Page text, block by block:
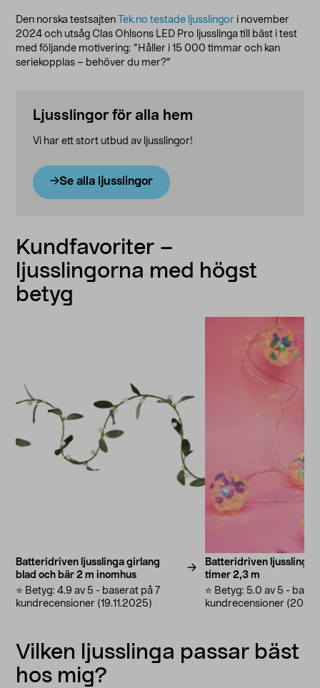
Den norska testsajten Tek.no testade ljusslingor i november
2024 och utsåg Clas Ohlsons LED Pro ljusslinga till bäst i test
med följande motivering: ”Håller i 15 000 timmar och kan
seriekopplas – behöver du mer?”
Ljusslingor för alla hem
Vi har ett stort utbud av ljusslingor!
Se alla ljusslingor
Kundfavoriter –
ljusslingorna med högst
betyg
Batteridriven ljusslinga girlang
blad och bär 2 m inomhus
⭐️ Betyg: 4.9 av 5 - baserat på 7
kundrecensioner (19.11.2025)
Batteridriven ljusslinga
timer 2,3 m
⭐️ Betyg: 5.0 av 5 -
kundrecensioner
Vilken ljusslinga passar bäst
hos mig?